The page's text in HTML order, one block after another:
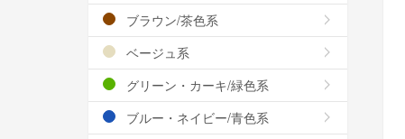
ブラウン/茶色系
ベージュ系
グリーン・カーキ/緑色系
ブルー・ネイビー/青色系